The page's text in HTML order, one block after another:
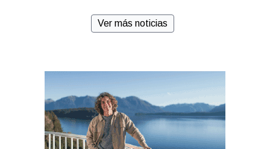
Ver más noticias